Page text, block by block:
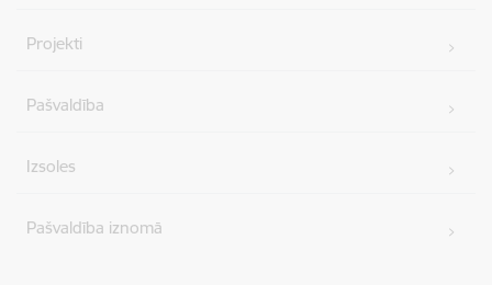
Projekti
Pašvaldība
Izsoles
Pašvaldība iznomā